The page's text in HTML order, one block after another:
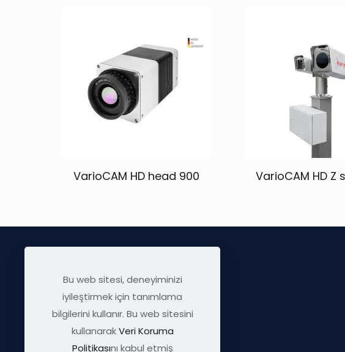
VarioCAM HD head 900 VarioCAM HD Z
Bu web sitesi, deneyiminizi
iyileştirmek için tanımlama
bilgilerini kullanır. Bu web sitesini
kullanarakVeri Koruma
Politikasını kabul etmiş